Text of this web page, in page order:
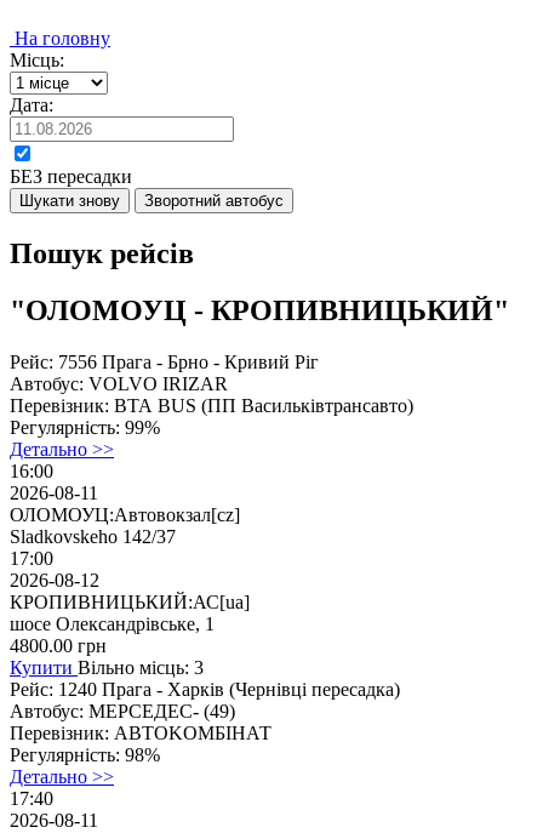
На головну
Місць:
Дата:
БЕЗ пересадки
Шукати знову Зворотний автобус
Пошук рейсів
"ОЛОМОУЦ - КРОПИВНИЦЬКИЙ"
Рейс: 7556 Прага - Брно - Кривий Ріг
Автобус: VOLVO IRIZAR
Перевізник: ВТА BUS (ПП Васильківтрансавто)
Регулярність: 99%
Детально >>
16:00
2026-08-11
ОЛОМОУЦ:Автовокзал[cz]
Sladkovskeho 142/37
17:00
2026-08-12
КРОПИВНИЦЬКИЙ:АС[ua]
шосе Олександрівське, 1
4800.00 грн
Купити Вільно місць: 3
Рейс: 1240 Прага - Харків (Чернiвцi пeресaдка)
Автобус: МЕРСЕДЕС- (49)
Перевізник: ABTOKOMБIНАТ
Регулярність: 98%
Детально >>
17:40
2026-08-11